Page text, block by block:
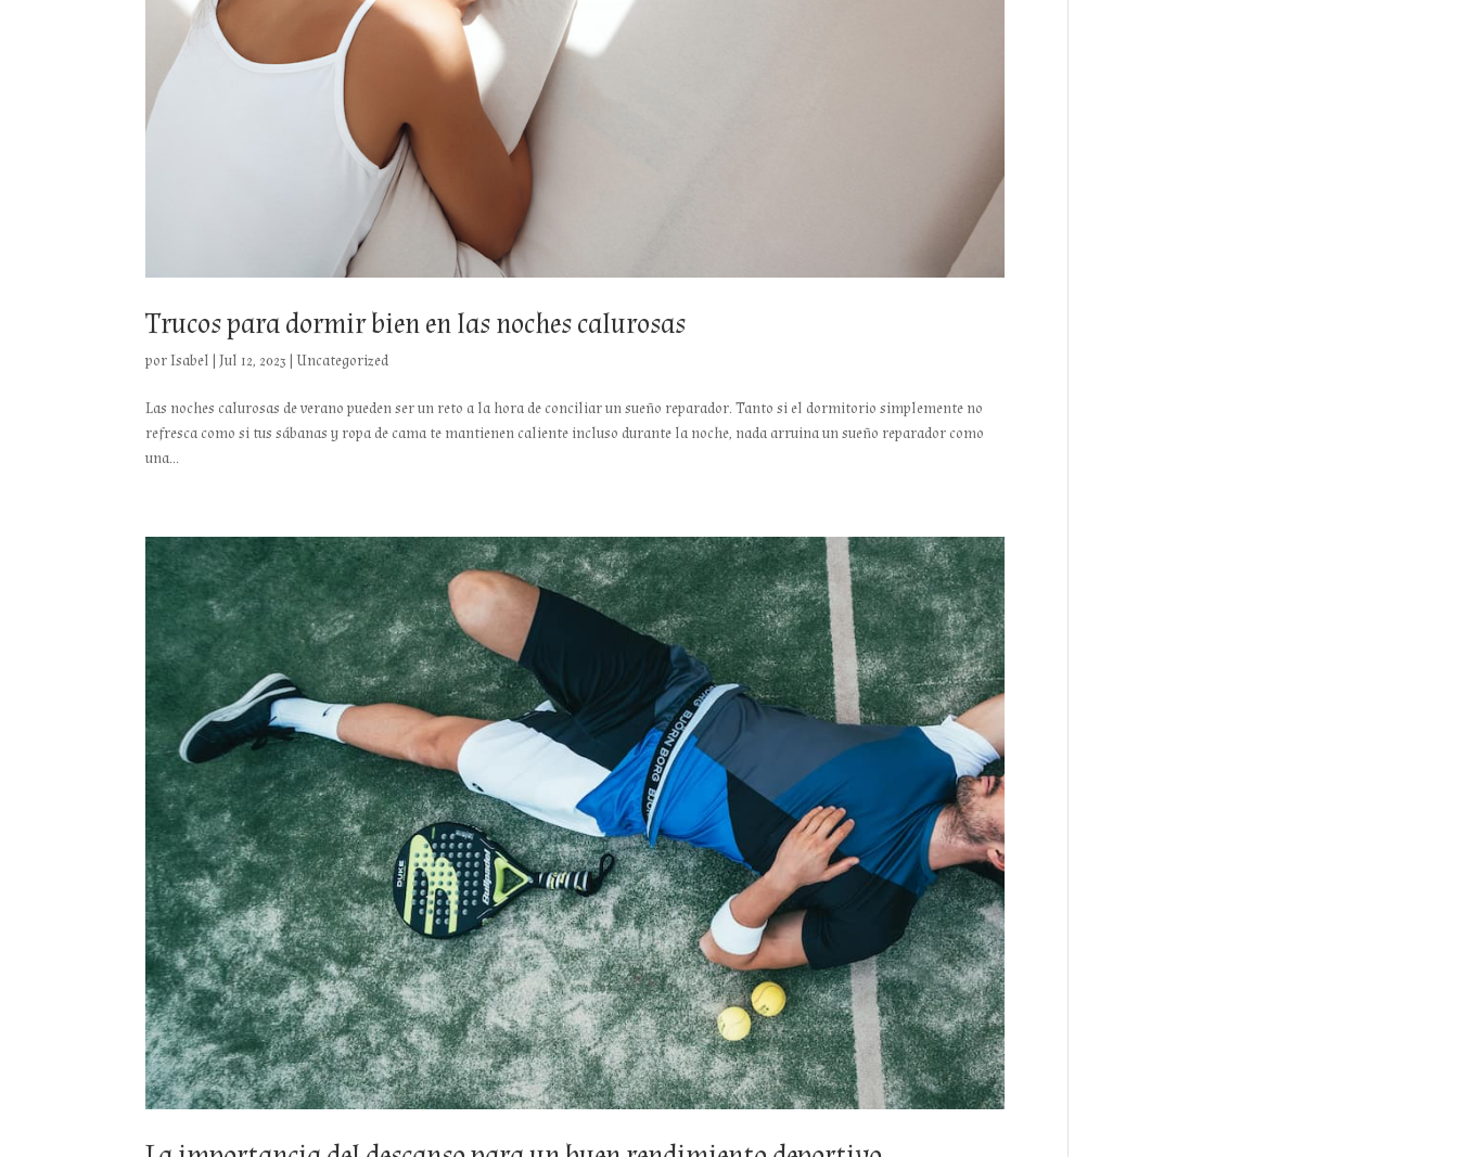
Trucos para dormir bien en las noches calurosas
porIsabel |Jul 12, 2023 |Uncategorized
Las noches calurosas de verano pueden ser un reto a la hora de conciliar un sueño reparador. Tanto si el dormitorio simplemente no
refresca como si tus sábanas y ropa de cama te mantienen caliente incluso durante la noche, nada arruina un sueño reparador como
una...